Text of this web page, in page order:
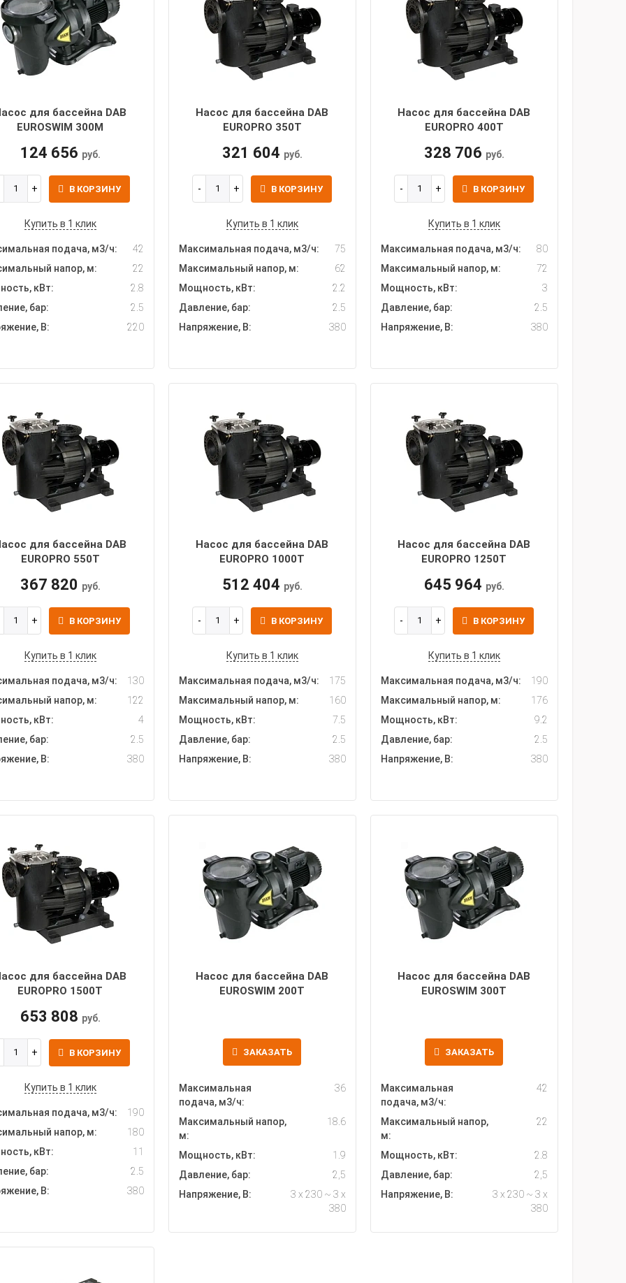
для бассейна DAB
EUROSWIM 300M
124 656 руб.
В КОРЗИНУ
Купить в 1 клик
подача, м3/ч:
42
напор, м:
22
кВт:
2.8
бар:
2.5
В:
220
Насос для бассейна DAB
EUROPRO 350T
321 604 руб.
В КОРЗИНУ
Купить в 1 клик
Максимальная подача, м3/ч:
75
Максимальный напор, м:
62
Мощность, кВт:
2.2
Давление, бар:
2.5
Напряжение, В:
380
Насос для бассейна DAB
EUROPRO 400T
328 706 руб.
В КОРЗИНУ
Купить в 1 клик
Максимальная подача, м3/ч:
80
Максимальный напор, м:
72
Мощность, кВт:
3
Давление, бар:
2.5
Напряжение, В:
380
для бассейна DAB
EUROPRO 550T
367 820 руб.
В КОРЗИНУ
Купить в 1 клик
подача, м3/ч:
130
напор, м:
122
кВт:
4
бар:
2.5
В:
380
Насос для бассейна DAB
EUROPRO 1000T
512 404 руб.
В КОРЗИНУ
Купить в 1 клик
Максимальная подача, м3/ч:
175
Максимальный напор, м:
160
Мощность, кВт:
7.5
Давление, бар:
2.5
Напряжение, В:
380
Насос для бассейна DAB
EUROPRO 1250T
645 964 руб.
В КОРЗИНУ
Купить в 1 клик
Максимальная подача, м3/ч:
190
Максимальный напор, м:
176
Мощность, кВт:
9.2
Давление, бар:
2.5
Напряжение, В:
380
для бассейна DAB
EUROPRO 1500T
653 808 руб.
В КОРЗИНУ
Купить в 1 клик
подача, м3/ч:
190
напор, м:
180
кВт:
11
бар:
2.5
В:
380
Насос для бассейна DAB
EUROSWIM 200T
ЗАКАЗАТЬ
Максимальная
подача, м3/ч:
36
Максимальный напор,
м:
18.6
Мощность, кВт:
1.9
Давление, бар:
2,5
Напряжение, В:
3 x 230 ~ 3 x
380
Насос для бассейна DAB
EUROSWIM 300T
ЗАКАЗАТЬ
Максимальная
подача, м3/ч:
42
Максимальный напор,
м:
22
Мощность, кВт:
2.8
Давление, бар:
2,5
Напряжение, В:
3 x 230 ~ 3 x
380